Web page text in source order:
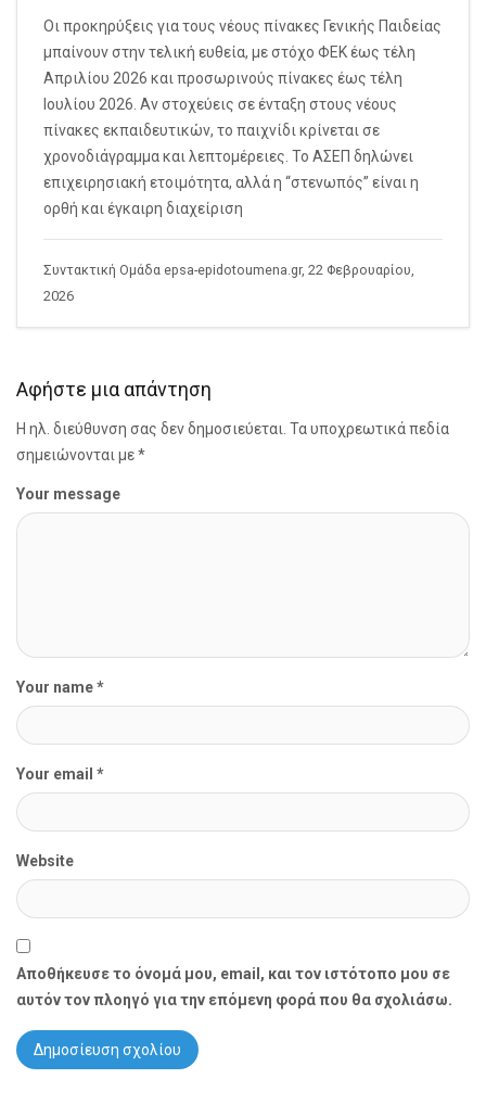
Οι προκηρύξεις για τους νέους πίνακες Γενικής Παιδείας
μπαίνουν στην τελική ευθεία, με στόχο ΦΕΚ έως τέλη
Απριλίου 2026 και προσωρινούς πίνακες έως τέλη
Ιουλίου 2026. Αν στοχεύεις σε ένταξη στους νέους
πίνακες εκπαιδευτικών, το παιχνίδι κρίνεται σε
χρονοδιάγραμμα και λεπτομέρειες. Το ΑΣΕΠ δηλώνει
επιχειρησιακή ετοιμότητα, αλλά η “στενωπός” είναι η
ορθή και έγκαιρη διαχείριση
Συντακτική Ομάδα epsa-epidotoumena.gr, 22 Φεβρουαρίου,
2026
Αφήστε μια απάντηση
Η ηλ. διεύθυνση σας δεν δημοσιεύεται. Τα υποχρεωτικά πεδία
σημειώνονται με*
Your message
Your name *
Your email *
Website
Αποθήκευσε το όνομά μου, email, και τον ιστότοπο μου σε
αυτόν τον πλοηγό για την επόμενη φορά που θα σχολιάσω.